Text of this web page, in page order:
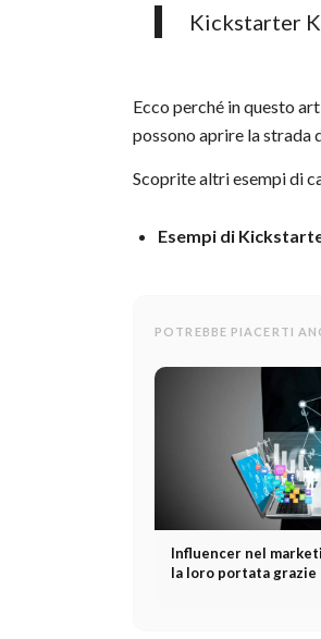
Kickstarter
Ecco perché in questo
possono aprire la strada
Scoprite altri esempi di
Esempi di
POTREBBE PIACERTI
Influencer nel
la loro portata